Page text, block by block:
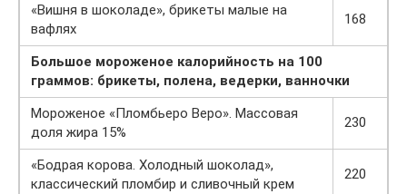
«Вишня в шоколаде», брикеты малые на
вафлях
168
Большое мороженое калорийность на 100
граммов: брикеты, полена, ведерки, ванночки
Мороженое «Пломбьеро Веро». Массовая
доля жира 15%
230
«Бодрая корова. Холодный шоколад»,
классический пломбир и сливочный крем
220